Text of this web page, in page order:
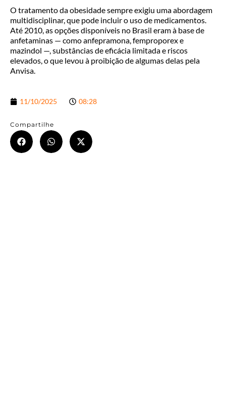
O tratamento da obesidade sempre exigiu uma abordagem
multidisciplinar, que pode incluir o uso de medicamentos.
Até 2010, as opções disponíveis no Brasil eram à base de
anfetaminas — como anfepramona, femproporex e
mazindol —, substâncias de eficácia limitada e riscos
elevados, o que levou à proibição de algumas delas pela
Anvisa.
11/10/2025 08:28
Compartilhe